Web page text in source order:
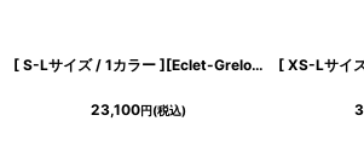
[ S-Lサイズ / 1カラー ][Eclet-Grelot by RiNFARRE]ホワイト・サテン・ドレープネック・リボン・タック・マーメイド・ノースリーブ・ミディアムドレス・エクラグレロ [奈月セナ着用][送料無料]
23,100円(税込)